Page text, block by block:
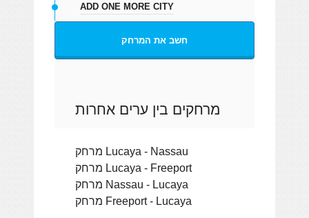
ADD ONE MORE CITY
חשב את המרחק
מרחקים בין ערים אחרות
מרחק Lucaya - Nassau
מרחק Lucaya - Freeport
מרחק Nassau - Lucaya
מרחק Freeport - Lucaya